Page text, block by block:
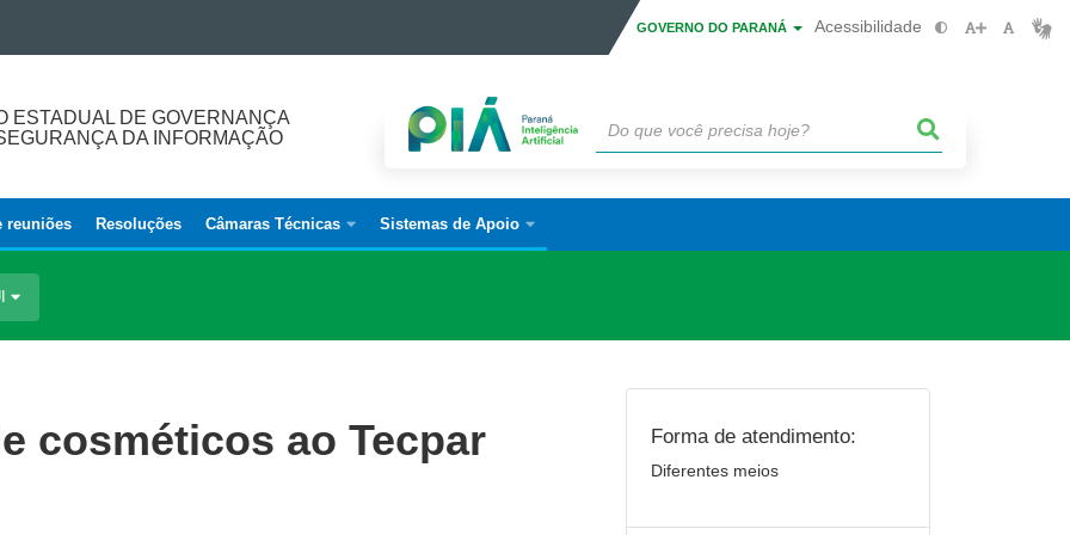
GOVERNO DO PARANÁ Acessibilidade
ESTADUAL DE GOVERNANÇA
DA INFORMAÇÃO
reuniões Resoluções Câmaras Técnicas Sistemas de Apoio
cosméticos ao Tecpar Forma de atendimento:
Diferentes meios